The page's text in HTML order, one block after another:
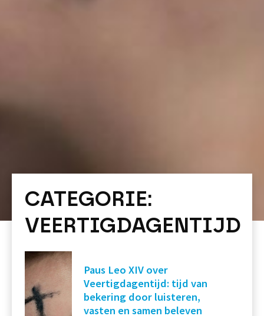
CATEGORIE:
VEERTIGDAGENTIJD
Paus Leo XIV over
Veertigdagentijd: tijd van
bekering door luisteren,
vasten en samen beleven